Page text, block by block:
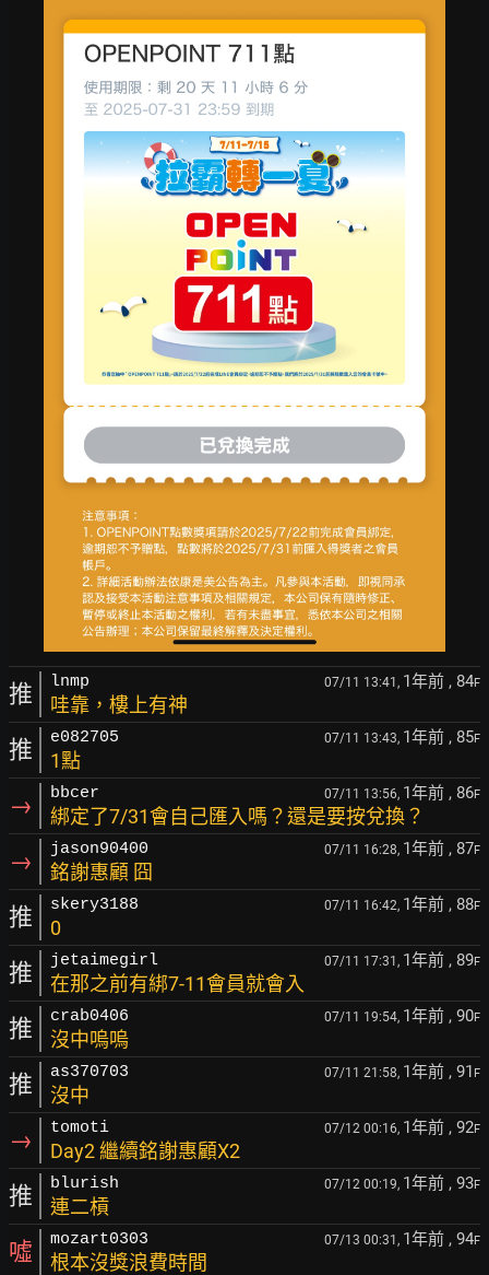
推 lnmp 07/11 13:41, 1年前 , 84F
哇靠，樓上有神
推 e082705 07/11 13:43, 1年前 , 85F
1點
→ bbcer 07/11 13:56, 1年前 , 86F
綁定了7/31會自己匯入嗎？還是要按兌換？
→ jason90400 07/11 16:28, 1年前 , 87F
銘謝惠顧 囧
推 skery3188 07/11 16:42, 1年前 , 88F
0
推 jetaimegirl 07/11 17:31, 1年前 , 89F
在那之前有綁7-11會員就會入
推 crab0406 07/11 19:54, 1年前 , 90F
沒中嗚嗚
推 as370703 07/11 21:58, 1年前 , 91 F
沒中
→ tomoti 07/12 00:16, 1年前 , 92F
Day2 繼續銘謝惠顧X2
推 blurish 07/12 00:19, 1年前 , 93F
連二槓
噓 mozart0303 07/13 00:31, 1年前 , 94F
根本沒獎浪費時間